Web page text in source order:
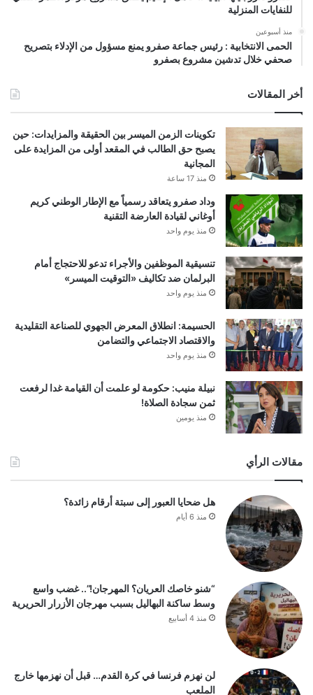
للنفايات المنزلية
منذ أسبوعين
الحمى الانتخابية : رئيس جماعة صفرو يمنع مسؤول من الإدلاء بتصريح
صحفي خلال تدشين مشروع بصفرو
أخر المقالات
تكوينات الزمن الميسر بين الحقيقة والمزايدات: حين
يصبح حق الطالب في المقعد أولى من المزايدة على
المجانية
منذ 17 ساعة
وداد صفرو يتعاقد رسمياً مع الإطار الوطني كريم
أوغاني لقيادة العارضة التقنية
منذ يوم واحد
تنسيقية الموظفين والأجراء تدعو للاحتجاج أمام
البرلمان ضد تكاليف «التوقيت الميسر»
منذ يوم واحد
الحسيمة: انطلاق المعرض الجهوي للصناعة التقليدية
والاقتصاد الاجتماعي والتضامن
منذ يوم واحد
نبيلة منيب: حكومة لو علمت أن القيامة غدا لرفعت
ثمن سجادة الصلاة!
منذ يومين
مقالات الرأي
هل ضحايا العبور إلى سبتة أرقام زائدة؟
منذ 6 أيام
“شنو خاصك العريان؟ المهرجان!”.. غضب واسع
وسط ساكنة البهاليل بسبب مهرجان الأزرار الحريرية
منذ 4 أسابيع
لن نهزم فرنسا في كرة القدم… قبل أن نهزمها خارج
الملعب